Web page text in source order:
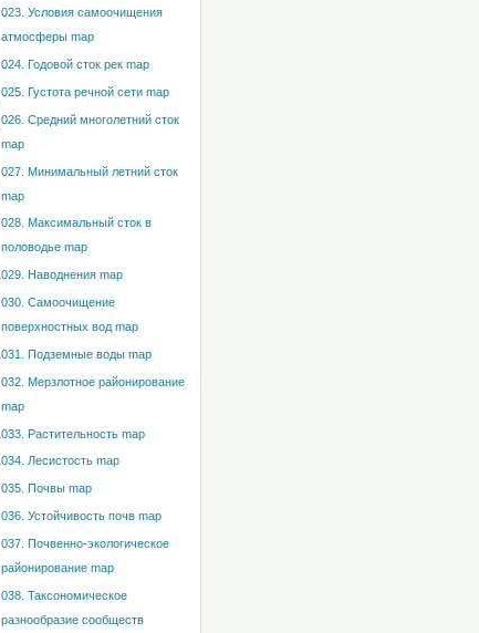
023. Условия самоочищения
атмосферы map
024. Годовой сток рек map
025. Густота речной сети map
026. Средний многолетний сток
map
027. Минимальный летний сток
map
028. Максимальный сток в
половодье map
029. Наводнения map
030. Самоочищение
поверхностных вод map
031. Подземные воды map
032. Мерзлотное районирование
map
033. Растительность map
034. Лесистость map
035. Почвы map
036. Устойчивость почв map
037. Почвенно-экологическое
районирование map
038. Таксономическое
разнообразие сообществ